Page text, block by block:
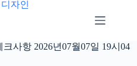
사항 2026년07월07일 19시04